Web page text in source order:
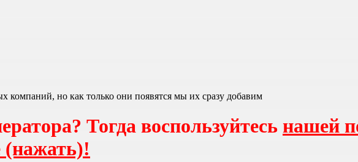
компаний, но как только они появятся мы их сразу добавим
Тогда воспользуйтесь нашей
(нажать)!